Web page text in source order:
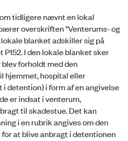
tidligere nævnt en lokal
overskriften "Venterums- og
blanket adskiller sig på
I den lokale blanket sker
forholdt med den
hjemmet, hospital eller
detention) i form af en angivelse
er indsat i venterum,
til skadestue. Det kan
i en rubrik angives om den
at blive anbragt i detentionen